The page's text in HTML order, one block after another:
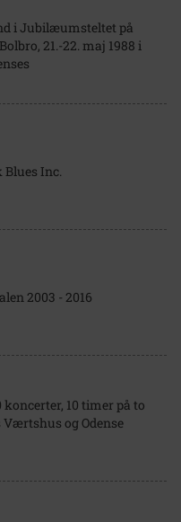
i Jubilæumsteltet på
21.-22. maj 1988 i
Inc.
2003 - 2016
koncerter, 10 timer på to
Værtshus og Odense